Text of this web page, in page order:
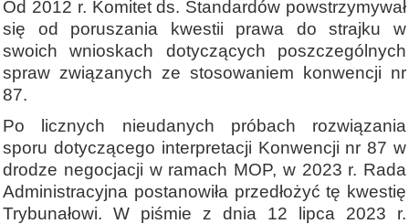
Od 2012 r. Komitet ds. Standardów powstrzymywał
się od poruszania kwestii prawa do strajku w
swoich wnioskach dotyczących poszczególnych
spraw związanych ze stosowaniem konwencji nr
87.
Po licznych nieudanych próbach rozwiązania
sporu dotyczącego interpretacji Konwencji nr 87 w
drodze negocjacji w ramach MOP, w 2023 r. Rada
Administracyjna postanowiła przedłożyć tę kwestię
Trybunałowi. W piśmie z dnia 12 lipca 2023 r.